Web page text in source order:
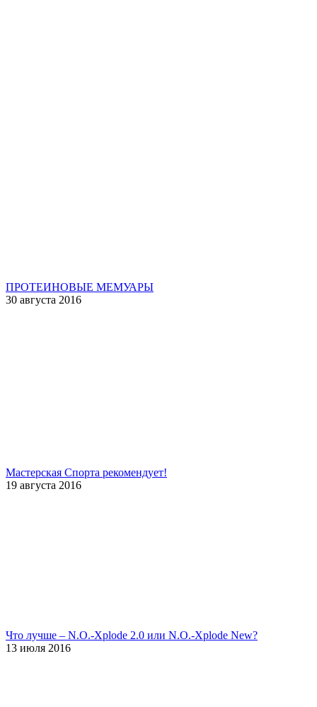
ПРОТЕИНОВЫЕ МЕМУАРЫ
30 августа 2016
Мастерская Спорта рекомендует!
19 августа 2016
Что лучше – N.O.-Xplode 2.0 или N.O.-Xplode New?
13 июля 2016